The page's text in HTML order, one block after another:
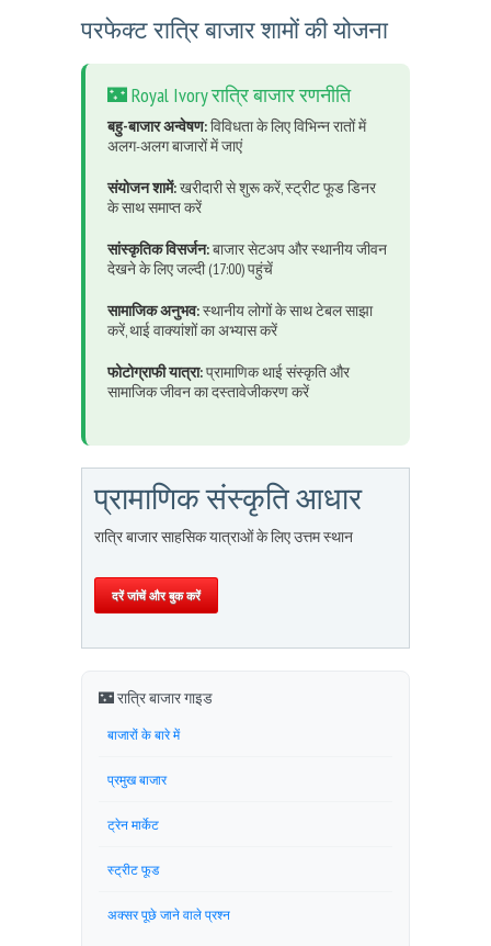
परफेक्ट रात्रि बाजार शामों की योजना
🌃 Royal Ivory रात्रि बाजार रणनीति
बहु-बाजार अन्वेषण:विविधता के लिए विभिन्न रातों में
अलग-अलग बाजारों में जाएं
संयोजन शामें:खरीदारी से शुरू करें, स्ट्रीट फूड डिनर
के साथ समाप्त करें
सांस्कृतिक विसर्जन:बाजार सेटअप और स्थानीय जीवन
देखने के लिए जल्दी (17:00) पहुंचें
सामाजिक अनुभव:स्थानीय लोगों के साथ टेबल साझा
करें, थाई वाक्यांशों का अभ्यास करें
फोटोग्राफी यात्रा:प्रामाणिक थाई संस्कृति और
सामाजिक जीवन का दस्तावेजीकरण करें
प्रामाणिक संस्कृति आधार
रात्रि बाजार साहसिक यात्राओं के लिए उत्तम स्थान
दरें जांचें और बुक करें
🌃 रात्रि बाजार गाइड
बाजारों के बारे में
प्रमुख बाजार
ट्रेन मार्केट
स्ट्रीट फूड
अक्सर पूछे जाने वाले प्रश्न